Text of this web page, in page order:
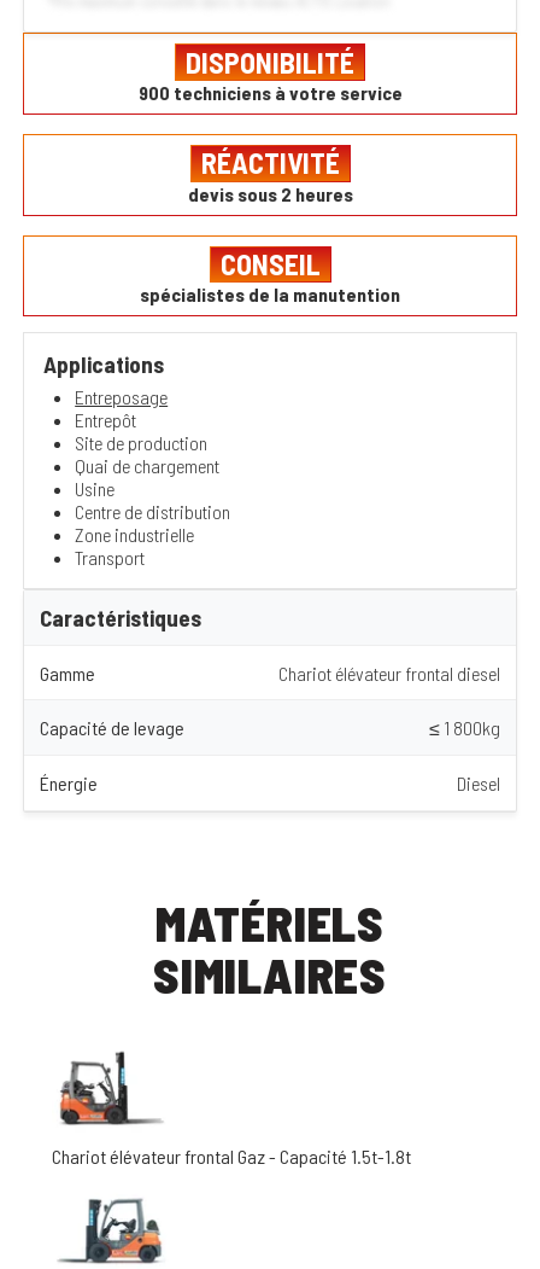
Caractéristiques
Gamme Chariot élévateur frontal diesel
Capacité de levage ≤ 1 800kg
Énergie Diesel
Applications
Entreposage
Entrepôt
Site de production
Quai de chargement
Usine
Centre de distribution
Zone industrielle
Transport
DISPONIBILITÉ
900 techniciens à votre service
RÉACTIVITÉ
devis sous 2 heures
CONSEIL
spécialistes de la manutention
MATÉRIELS
SIMILAIRES
Chariot élévateur frontal Gaz - Capacité 1.5t-1.8t